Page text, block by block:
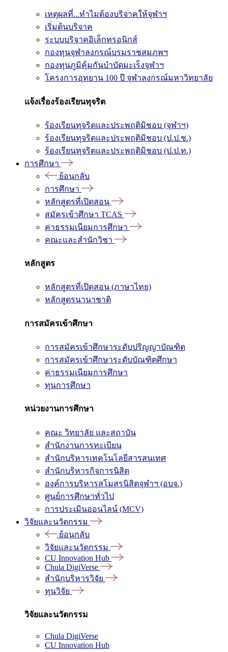
เหตุผลที่...ทำไมต้องบริจาคให้จุฬาฯ
เริ่มต้นบริจาค
ระบบบริจาคอิเล็กทรอนิกส์
กองทุนจุฬาลงกรณ์บรมราชสมภพฯ
กองทุนภูมิคุ้มกันบำบัดมะเร็งจุฬาฯ
โครงการอุทยาน 100 ปี จุฬาลงกรณ์มหาวิทยาลัย
แจ้งเรื่องร้องเรียนทุจริต
ร้องเรียนทุจริตและประพฤติมิชอบ (จุฬาฯ)
ร้องเรียนทุจริตและประพฤติมิชอบ (ป.ป.ช.)
ร้องเรียนทุจริตและประพฤติมิชอบ (ป.ป.ท.)
การศึกษา
ย้อนกลับ
การศึกษา
หลักสูตรที่เปิดสอน
สมัครเข้าศึกษา TCAS
ค่าธรรมเนียมการศึกษา
คณะและสำนักวิชา
หลักสูตร
หลักสูตรที่เปิดสอน (ภาษาไทย)
หลักสูตรนานาชาติ
การสมัครเข้าศึกษา
การสมัครเข้าศึกษาระดับปริญญาบัณฑิต
การสมัครเข้าศึกษาระดับบัณฑิตศึกษา
ค่าธรรมเนียมการศึกษา
ทุนการศึกษา
หน่วยงานการศึกษา
คณะ วิทยาลัย และสถาบัน
สำนักงานการทะเบียน
สำนักบริหารเทคโนโลยีสารสนเทศ
สำนักบริหารกิจการนิสิต
องค์การบริหารสโมสรนิสิตจุฬาฯ (อบจ.)
ศูนย์การศึกษาทั่วไป
การประเมินออนไลน์ (MCV)
วิจัยและนวัตกรรม
ย้อนกลับ
วิจัยและนวัตกรรม
CU Innovation Hub
Chula DigiVerse
สำนักบริหารวิจัย
ทุนวิจัย
วิจัยและนวัตกรรม
Chula DigiVerse
CU Innovation Hub